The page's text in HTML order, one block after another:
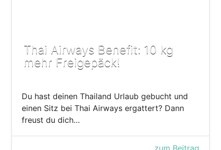
Thai Airways Benefit: 10 kg
mehr Freigepäck!
Du hast deinen Thailand Urlaub gebucht und
einen Sitz bei Thai Airways ergattert? Dann
freust du dich…